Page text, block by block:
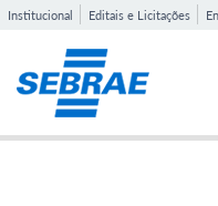
Institucional Editais e Licitações